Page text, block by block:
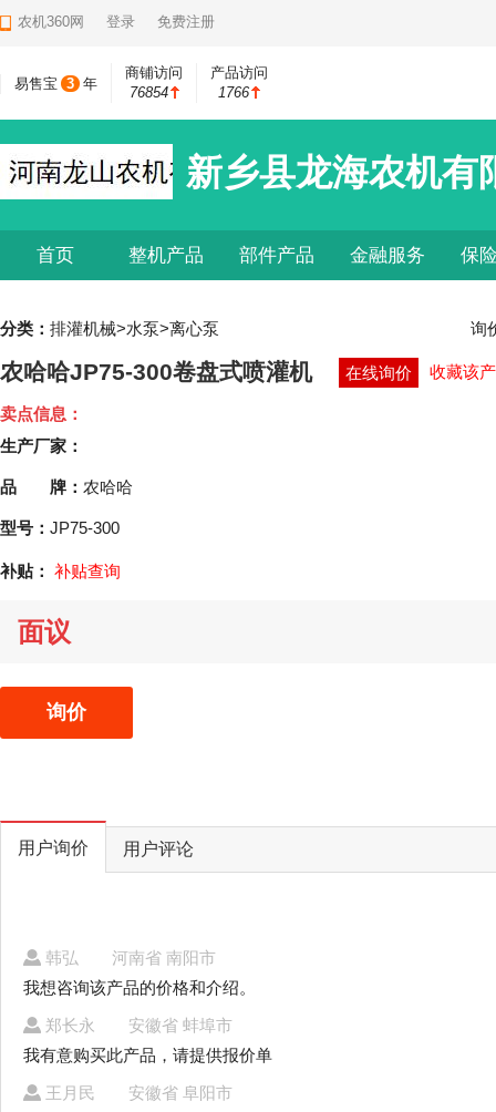
农机360网 登录 免费注册
易售宝 3 年
商铺访问
76854
产品访问
1766
新乡县龙海农机有
首页 整机产品 部件产品 金融服务 保
询
分类： 排灌机械>水泵>离心泵
农哈哈JP75-300卷盘式喷灌机 在线询价 收藏该
卖点信息：
生产厂家：
品 牌： 农哈哈
型号： JP75-300
补贴： 补贴查询
面议
询价
用户询价 用户评论
韩弘
河南省 南阳市
我想咨询该产品的价格和介绍。
郑长永
安徽省 蚌埠市
我有意购买此产品，请提供报价单
王月民
安徽省 阜阳市